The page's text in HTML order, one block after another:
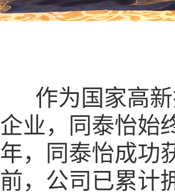
作为国家高新
企业，同泰怡始
年，同泰怡成功
前，公司已累计